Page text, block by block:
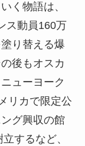
く物語は、
ス動員160万
り替える爆
後もオスカ
ューヨーク
リカで限定公
グ興収の館
するなど、